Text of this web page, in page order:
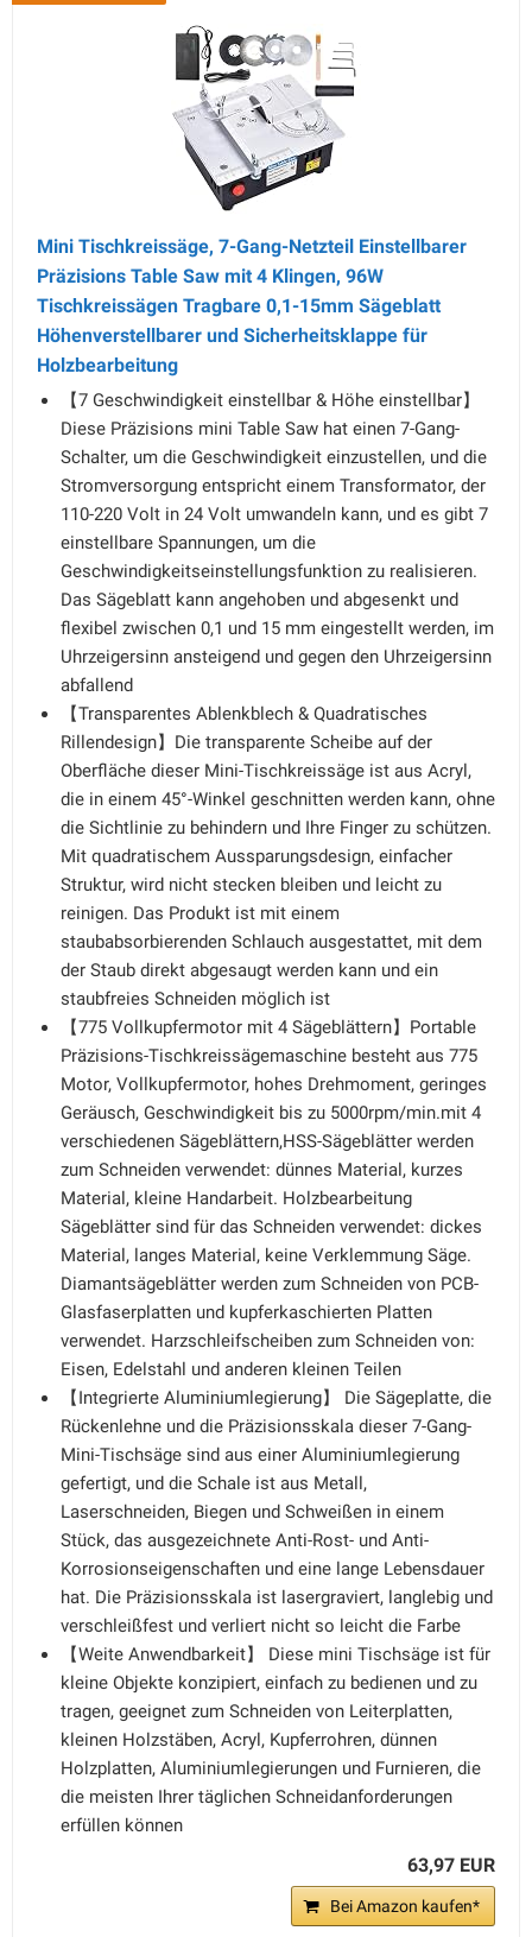
Mini Tischkreissäge, 7-Gang-Netzteil Einstellbarer
Präzisions Table Saw mit 4 Klingen, 96W
Tischkreissägen Tragbare 0,1-15mm Sägeblatt
Höhenverstellbarer und Sicherheitsklappe für
Holzbearbeitung
【7 Geschwindigkeit einstellbar & Höhe einstellbar】
Diese Präzisions mini Table Saw hat einen 7-Gang-
Schalter, um die Geschwindigkeit einzustellen, und die
Stromversorgung entspricht einem Transformator, der
110-220 Volt in 24 Volt umwandeln kann, und es gibt 7
einstellbare Spannungen, um die
Geschwindigkeitseinstellungsfunktion zu realisieren.
Das Sägeblatt kann angehoben und abgesenkt und
flexibel zwischen 0,1 und 15 mm eingestellt werden, im
Uhrzeigersinn ansteigend und gegen den Uhrzeigersinn
abfallend
【Transparentes Ablenkblech & Quadratisches
Rillendesign】Die transparente Scheibe auf der
Oberfläche dieser Mini-Tischkreissäge ist aus Acryl,
die in einem 45°-Winkel geschnitten werden kann, ohne
die Sichtlinie zu behindern und Ihre Finger zu schützen.
Mit quadratischem Aussparungsdesign, einfacher
Struktur, wird nicht stecken bleiben und leicht zu
reinigen. Das Produkt ist mit einem
staubabsorbierenden Schlauch ausgestattet, mit dem
der Staub direkt abgesaugt werden kann und ein
staubfreies Schneiden möglich ist
【775 Vollkupfermotor mit 4 Sägeblättern】Portable
Präzisions-Tischkreissägemaschine besteht aus 775
Motor, Vollkupfermotor, hohes Drehmoment, geringes
Geräusch, Geschwindigkeit bis zu 5000rpm/min.mit 4
verschiedenen Sägeblättern,HSS-Sägeblätter werden
zum Schneiden verwendet: dünnes Material, kurzes
Material, kleine Handarbeit. Holzbearbeitung
Sägeblätter sind für das Schneiden verwendet: dickes
Material, langes Material, keine Verklemmung Säge.
Diamantsägeblätter werden zum Schneiden von PCB-
Glasfaserplatten und kupferkaschierten Platten
verwendet. Harzschleifscheiben zum Schneiden von:
Eisen, Edelstahl und anderen kleinen Teilen
【Integrierte Aluminiumlegierung】 Die Sägeplatte, die
Rückenlehne und die Präzisionsskala dieser 7-Gang-
Mini-Tischsäge sind aus einer Aluminiumlegierung
gefertigt, und die Schale ist aus Metall,
Laserschneiden, Biegen und Schweißen in einem
Stück, das ausgezeichnete Anti-Rost- und Anti-
Korrosionseigenschaften und eine lange Lebensdauer
hat. Die Präzisionsskala ist lasergraviert, langlebig und
verschleißfest und verliert nicht so leicht die Farbe
【Weite Anwendbarkeit】 Diese mini Tischsäge ist für
kleine Objekte konzipiert, einfach zu bedienen und zu
tragen, geeignet zum Schneiden von Leiterplatten,
kleinen Holzstäben, Acryl, Kupferrohren, dünnen
Holzplatten, Aluminiumlegierungen und Furnieren, die
die meisten Ihrer täglichen Schneidanforderungen
erfüllen können
63,97 EUR
Bei Amazon kaufen*